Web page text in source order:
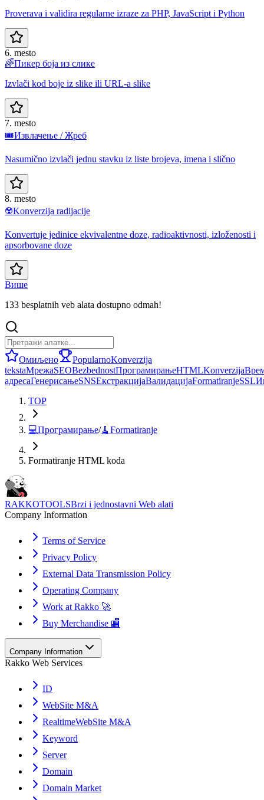
Proverava i validira regularne izraze za PHP, JavaScript i Python
6. mesto
🌈Пикер боја из слике
Izvlači kod boje iz slike ili URL-a slike
7. mesto
🎟️Извлачење / Жреб
Nasumično izvlači jednu stavku iz liste brojeva, imena i slično
8. mesto
☢️Konverzija radijacije
Konvertuje jedinice ekvivalentne doze, radioaktivnosti, izloženosti i
apsorbovane doze
Више
133 besplatnih veb alata dostupno odmah!
Омиљено PopularnoKonverzija
tekstaМрежаSEOBezbednostПрограмирањеHTMLKonverzija
адресаГенерисањеSNSЕкстракцијаВалидацијаFormatiranjeSSL
TOP
💻Програмирање/🧹 Formatiranje
Formatiranje HTML koda
RAKKOTOOLSBrzi i jednostavni Web alati
Company Information
Terms of Service
Privacy Policy
External Data Transmission Policy
Operating Company
Work at Rakko 🚀
Buy Merchandise 🏬
Company Information
Rakko Web Services
ID
WebSite M&A
RealtimeWebSite M&A
Keyword
Server
Domain
Domain Market